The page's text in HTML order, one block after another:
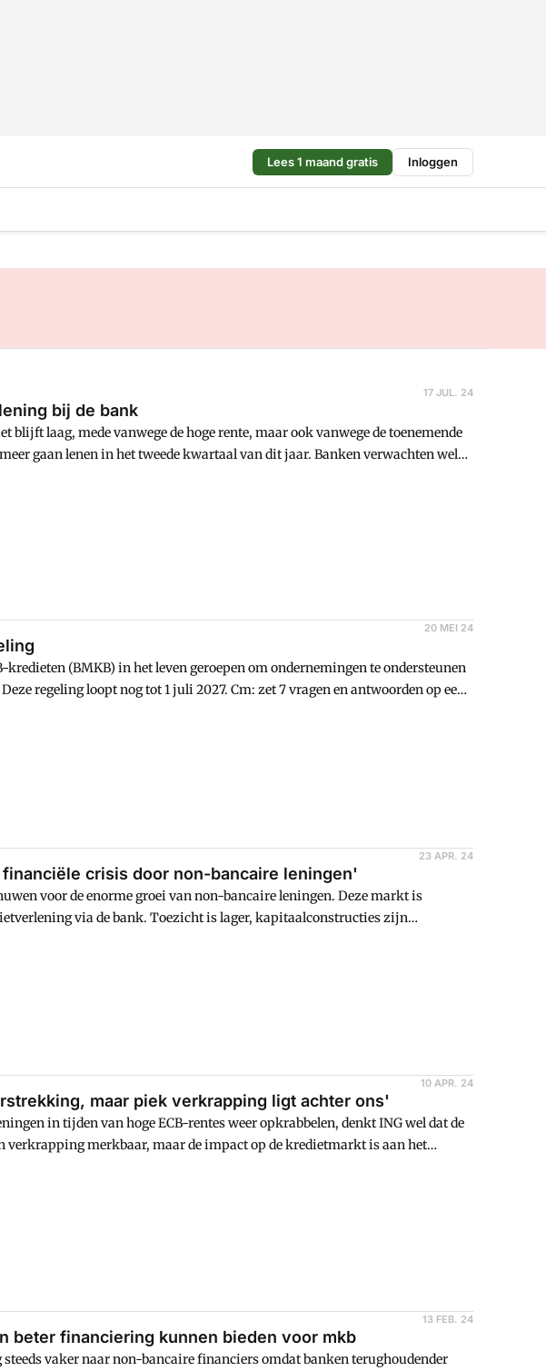
Lees 1 maand gratis Inloggen
17 JUL. 24
bij de bank
blijft laag, mede vanwege de hoge rente, maar ook vanwege de toenemende
gaan lenen in het tweede kwartaal van dit jaar. Banken verwachten wel
20 MEI 24
kredieten (BMKB) in het leven geroepen om ondernemingen te ondersteunen
regeling loopt nog tot 1 juli 2027. Cm: zet 7 vragen en antwoorden op een
23 APR. 24
crisis door non-bancaire leningen'
voor de enorme groei van non-bancaire leningen. Deze markt is
via de bank. Toezicht is lager, kapitaalconstructies zijn
10 APR. 24
maar piek verkrapping ligt achter ons'
in tijden van hoge ECB-rentes weer opkrabbelen, denkt ING wel dat de
verkrapping merkbaar, maar de impact op de kredietmarkt is aan het
13 FEB. 24
beter financiering kunnen bieden voor mkb
steeds vaker naar non-bancaire financiers omdat banken terughoudender